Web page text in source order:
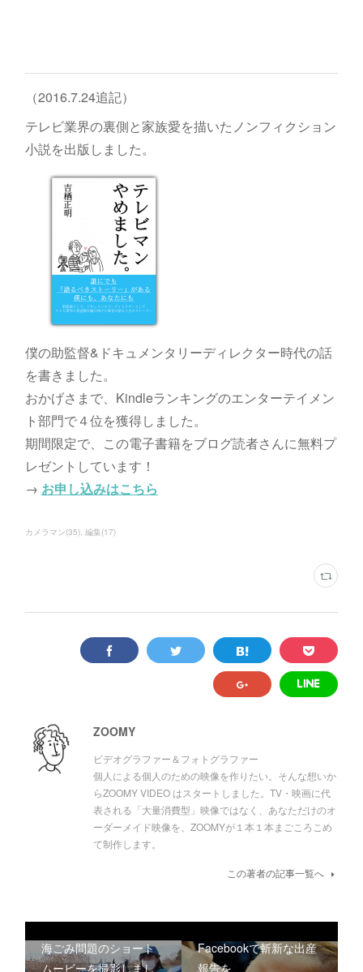
（2016.7.24追記）
テレビ業界の裏側と家族愛を描いたノンフィクション
小説を出版しました。
僕の助監督&ドキュメンタリーディレクター時代の話
を書きました。
おかげさまで、Kindleランキングのエンターテイメン
ト部門で４位を獲得しました。
期間限定で、この電子書籍をブログ読者さんに無料プ
レゼントしています！
→ お申し込みはこちら
カメラマン(35) 編集(17)
ZOOMY
ビデオグラファー＆フォトグラファー
個人による個人のための映像を作りたい。そんな想いか
らZOOMY VIDEO はスタートしました。TV・映画に代
表される「大量消費型」映像ではなく、あなただけのオ
ーダーメイド映像を、ZOOMYが１本１本まごころこめ
て制作します。
この著者の記事一覧へ
海ごみ問題のショート
ムービーを撮影しまし
Facebookで斬新な出産
報告を